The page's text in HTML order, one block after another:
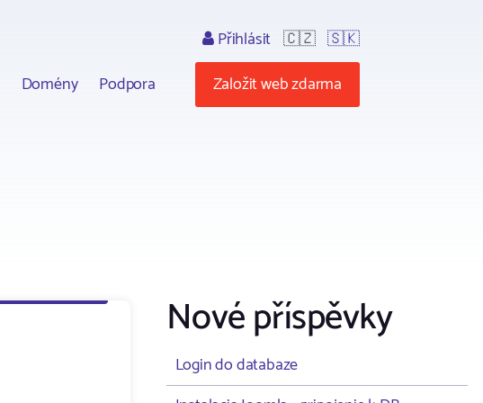
Domény Podpora
Přihlásit 🇨🇿 🇸🇰
Založit web zdarma
Nové příspěvky
Login do databaze